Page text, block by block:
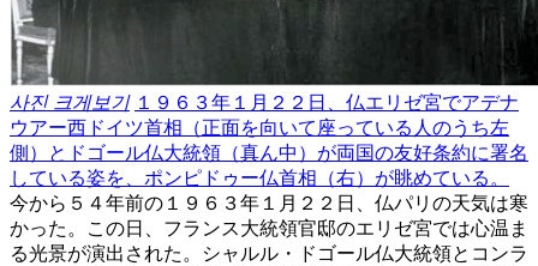
사진 크게보기 １９６３年１月２２日、仏エリゼ宮でアデナ
ウアー西ドイツ首相（正面を向いて座っている人のうち左
側）とドゴール仏大統領（真ん中）が両国の友好条約に署名
している姿を、ポンピドゥー仏首相（右）が眺めている。
今から５４年前の１９６３年１月２２日、仏パリの天気は寒
かった。この日、フランス大統領官邸のエリゼ宮では心温ま
る光景が演出された。シャルル・ドゴール仏大統領とコンラ